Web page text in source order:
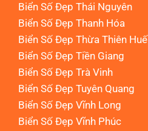
Biển Số Đẹp Thái Nguyên
Biển Số Đẹp Thanh Hóa
Biển Số Đẹp Thừa Thiên Huế
Biển Số Đẹp Tiền Giang
Biển Số Đẹp Trà Vinh
Biển Số Đẹp Tuyên Quang
Biển Số Đẹp Vĩnh Long
Biển Số Đẹp Vĩnh Phúc